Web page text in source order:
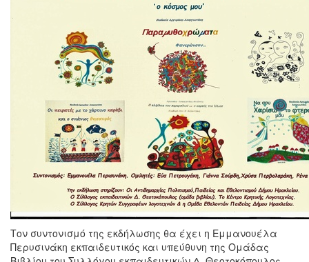
Τον συντονισμό της εκδήλωσης θα έχει η Εμμανουέλα
Περυσινάκη εκπαιδευτικός και υπεύθυνη της Ομάδας